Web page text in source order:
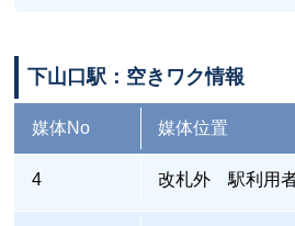
下山口駅：空きワク情報
媒体No 媒体位置
4 改札外 駅利用